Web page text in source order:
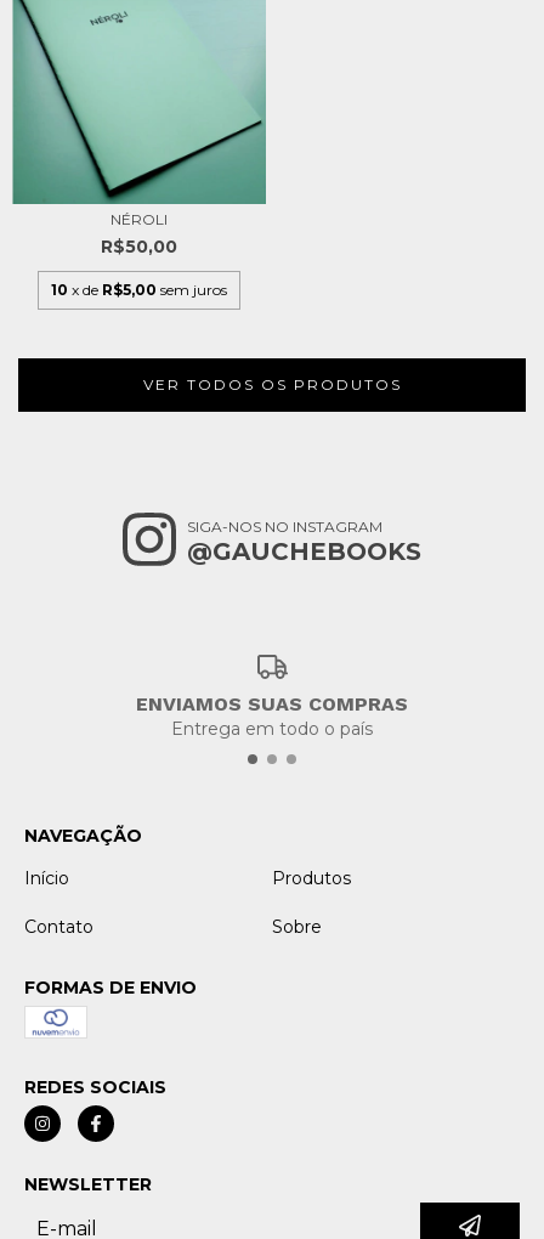
NÉROLI
R$50,00
10 x de R$5,00 sem juros
VER TODOS OS PRODUTOS
SIGA-NOS NO INSTAGRAM
@GAUCHEBOOKS
ENVIAMOS SUAS COMPRAS
Entrega em todo o país
NAVEGAÇÃO
Início
Produtos
Contato Sobre
FORMAS DE ENVIO
REDES SOCIAIS
NEWSLETTER